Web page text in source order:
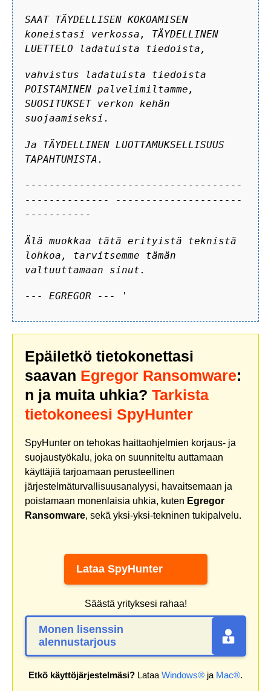
SAAT TÄYDELLISEN KOKOAMISEN
koneistasi verkossa, TÄYDELLINEN
LUETTELO ladatuista tiedoista,
vahvistus ladatuista tiedoista
POISTAMINEN palvelimiltamme,
SUOSITUKSET verkon kehän
suojaamiseksi.
Ja TÄYDELLINEN LUOTTAMUKSELLISUUS
TAPAHTUMISTA.
------------------------------------
-------------- ---------------------
-----------
Älä muokkaa tätä erityistä teknistä
lohkoa, tarvitsemme tämän
valtuuttamaan sinut.
--- EGREGOR --- '
Epäiletkö tietokonettasi
saavan Egregor Ransomware:
n ja muita uhkia? Tarkista
tietokoneesi SpyHunter
SpyHunter on tehokas haittaohjelmien korjaus- ja
suojaustyökalu, joka on suunniteltu auttamaan
käyttäjiä tarjoamaan perusteellinen
järjestelmäturvallisuusanalyysi, havaitsemaan ja
poistamaan monenlaisia uhkia, kuten Egregor
Ransomware, sekä yksi-yksi-tekninen tukipalvelu.
Lataa SpyHunter
Säästä yrityksesi rahaa!
Monen lisenssin
alennustarjous
Etkö käyttöjärjestelmäsi? Lataa Windows® ja Mac®.